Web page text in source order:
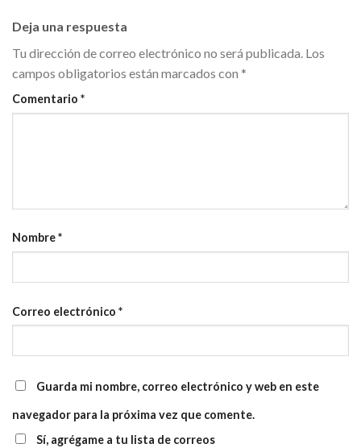
Deja una respuesta
Tu dirección de correo electrónico no será publicada. Los
campos obligatorios están marcados con *
Comentario *
Nombre*
Correo electrónico *
Guarda mi nombre, correo electrónico y web en este
navegador para la próxima vez que comente.
Sí, agrégame a tu lista de correos